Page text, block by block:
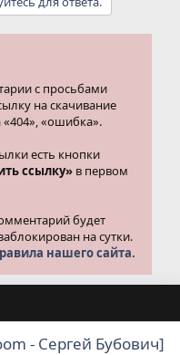
с просьбами
на скачивание
«ошибка».
есть кнопки
ссылку» в первом
будет
на сутки.
нашего сайта.
- Сергей Бубович]